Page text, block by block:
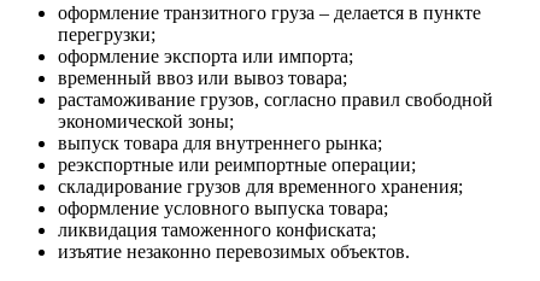
оформление транзитного груза – делается в пункте
перегрузки;
оформление экспорта или импорта;
временный ввоз или вывоз товара;
растаможивание грузов, согласно правил свободной
экономической зоны;
выпуск товара для внутреннего рынка;
реэкспортные или реимпортные операции;
складирование грузов для временного хранения;
оформление условного выпуска товара;
ликвидация таможенного конфиската;
изъятие незаконно перевозимых объектов.